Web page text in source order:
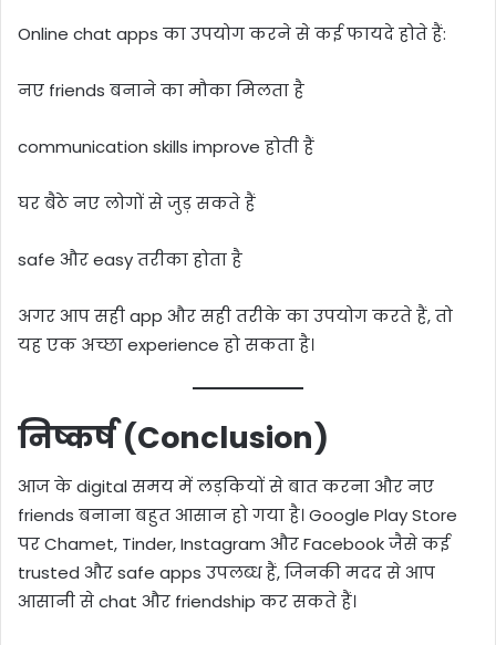
Online chat apps का उपयोग करने से कई फायदे होते हैं:
नए friends बनाने का मौका मिलता है
communication skills improve होती हैं
घर बैठे नए लोगों से जुड़ सकते हैं
safe और easy तरीका होता है
अगर आप सही app और सही तरीके का उपयोग करते हैं, तो
यह एक अच्छा experience हो सकता है।
निष्कर्ष (Conclusion)
आज के digital समय में लड़कियों से बात करना और नए
friends बनाना बहुत आसान हो गया है। Google Play Store
पर Chamet, Tinder, Instagram और Facebook जैसे कई
trusted और safe apps उपलब्ध हैं, जिनकी मदद से आप
आसानी से chat और friendship कर सकते हैं।